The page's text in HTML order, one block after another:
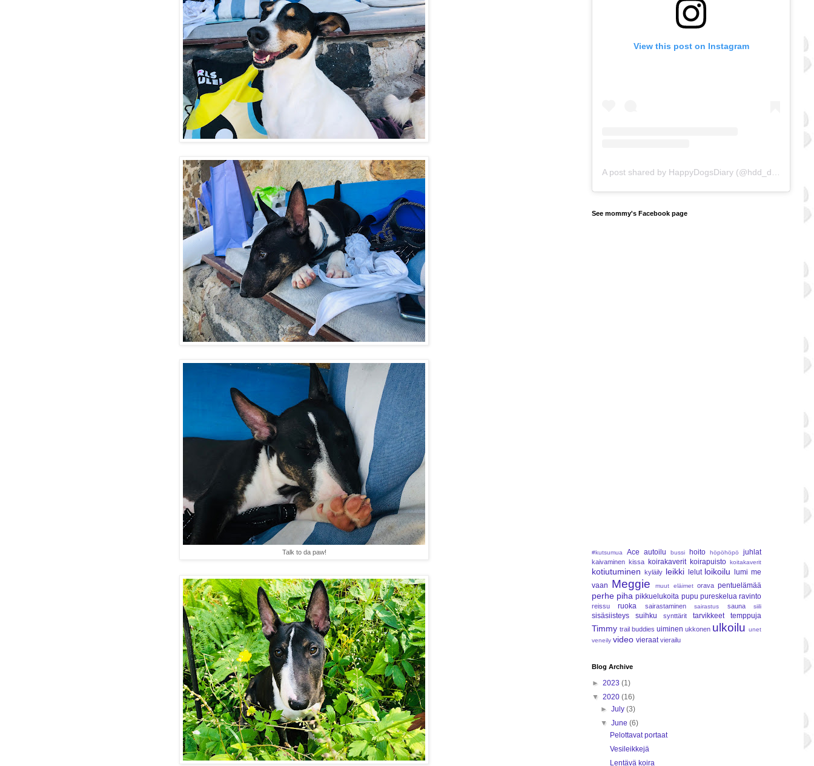
Talk to da paw!
View this post on Instagram
See mommy's Facebook page
#kutsumua Ace autoilu bussi hoito höpöhöpö juhlat
kaivaminen kissa koirakaverit koirapuisto koitakaverit
kotiutuminen kyläily leikki lelut loikoilu lumi me
vaan Meggie muut eläimet orava pentuelämää
perhe piha pikkuelukoita pupu pureskelua ravinto
reissu ruoka sairastaminen sairastus sauna siili
sisäsiisteys suihku synttärit tarvikkeet temppuja
Timmy trail buddies uiminen ukkonen ulkoilu unet
veneily video vieraat vierailu
Blog Archive
► 2023 (1)
▼ 2020 (16)
►July(3)
▼June(6)
Pelottavat portaat
Vesileikkejä
Lentävä koira